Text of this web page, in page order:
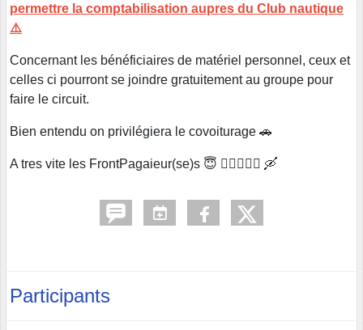
permettre la comptabilisation aupres du Club nautique
⚠️
Concernant les bénéficiaires de matériel personnel, ceux et
celles ci pourront se joindre gratuitement au groupe pour
faire le circuit.
Bien entendu on privilégiera le covoiturage 🚗
A tres vite les FrontPagaieur(se)s 😇 🏄‍♂️🏄🏻‍♀️ 🛶
Participants